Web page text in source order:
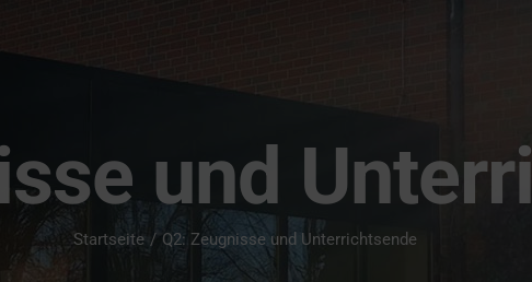
und
Startseite Q2: Zeugnisse und Unterrichtsende